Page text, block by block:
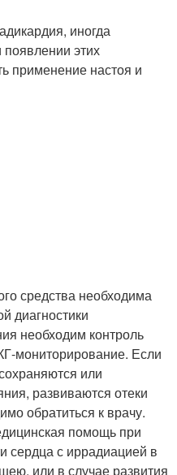
иногда
этих
применение настоя и
средства необходима
диагностики
необходим контроль
мониторирование. Если
или
развиваются отеки
обратиться к врачу.
помощь при
сердца с иррадиацией в
или в случае развития